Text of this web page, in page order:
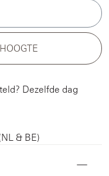
Dezelfde dag
& BE)